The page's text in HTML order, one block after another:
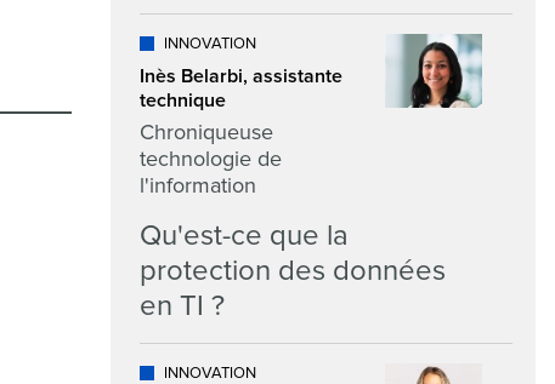
INNOVATION
Inès Belarbi, assistante
technique
Chroniqueuse
technologie de
l'information
Qu'est-ce que la
protection des données
en TI ?
INNOVATION